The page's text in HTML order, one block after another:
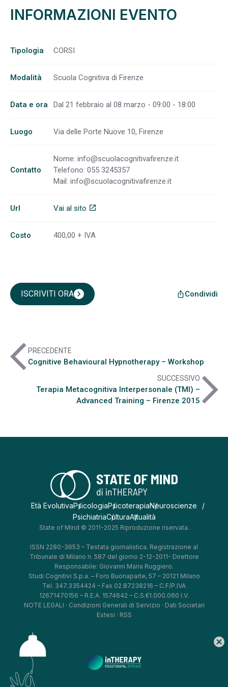
INFORMAZIONI EVENTO
Tipologia CORSI
Modalità Scuola Cognitiva di Firenze
Data e ora Dal 21 febbraio al 08 marzo - 09:00 - 18:00
Luogo Via delle Porte Nuove 10, Firenze
Contatto
Nome: info@scuolacognitivafirenze.it
Telefono: 055 3245357
Mail: info@scuolacognitivafirenze.it
Url Vai al sito open_in_new
Costo 400,00 + IVA
ISCRIVITI ORAchevron_right ios_shareCondividi
arrow_back_iosPRECEDENTE
Cognitive Behavioural Hypnotherapy – Workshop
SUCCESSIVO
Terapia Metacognitiva Interpersonale (TMI) –
Advanced Training – Firenze 2015arrow_forward_ios
Età EvolutivaPsicologiaPsicoterapiaNeuroscienze
PsichiatriaCulturaAttualità
State of Mind © 2011-2025 Riproduzione riservata.
ISSN 2280-3653 – Testata giornalistica. Registrazione al
Tribunale di Milano n. 587 del giorno 2-12-2011- Direttore
Responsabile: Giovanni Maria Ruggiero.
Studi Cognitivi S.p.a. – Foro Buonaparte, 57 – 20121 Milano
Tel. 347.3354424 – Fax 02.87238216 – C.F/P.IVA
12671470156 – R.E.A. 1574642 – C.S.€1.000.060 I.V.
NOTE LEGALI · Condizioni Generali di Servizio · Dati Societari
Estesi · RSS
Aggiorna le tue preferenze–Privacy Policy
****
cancel